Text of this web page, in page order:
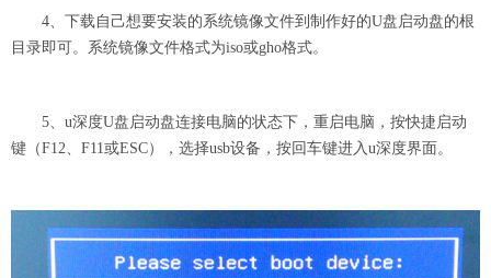
4、下载自己想要安装的系统镜像文件到制作好的U盘启动盘的根
目录即可。系统镜像文件格式为iso或gho格式。
5、u深度U盘启动盘连接电脑的状态下，重启电脑，按快捷启动
键（F12、F11或ESC），选择usb设备，按回车键进入u深度界面。